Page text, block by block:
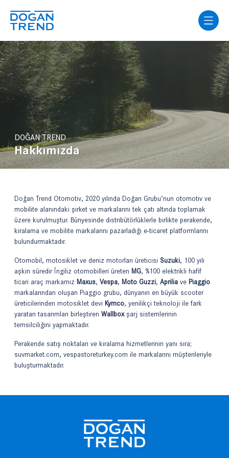
DOĞAN TREND
Hakkımızda
Doğan Trend Otomotiv, 2020 yılında Doğan Grubu’nun otomotiv ve
mobilite alanındaki şirket ve markalarını tek çatı altında toplamak
üzere kurulmuştur. Bünyesinde distribütörlüklerle birlikte perakende,
kiralama ve mobilite markalarını pazarladığı e-ticaret platformlarını
bulundurmaktadır.
Otomobil, motosiklet ve deniz motorları üreticisi Suzuki, 100 yılı
aşkın süredir İngiliz otomobilleri üreten MG, %100 elektrikli hafif
ticari araç markamız Maxus, Vespa, Moto Guzzi, Aprilia ve Piaggio
markalarından oluşan Piaggio grubu, dünyanın en büyük scooter
üreticilerinden motosiklet devi Kymco, yenilikçi teknoloji ile fark
yaratan tasarımları birleştiren Wallboxşarj sistemlerinin
temsilciliğini yapmaktadır.
Perakende satış noktaları ve kiralama hizmetlerinin yanı sıra;
suvmarket.com, vespastoreturkey.com ile markalarını müşterileriyle
buluşturmaktadır.